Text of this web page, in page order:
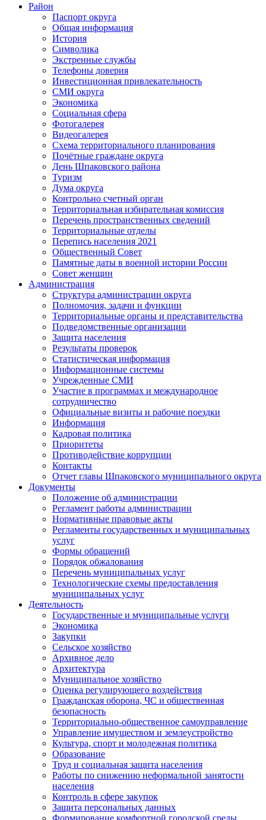
Район
Паспорт округа
Общая информация
История
Символика
Экстренные службы
Телефоны доверия
Инвестиционная привлекательность
СМИ округа
Экономика
Социальная сфера
Фотогалерея
Видеогалерея
Схема территориального планирования
Почётные граждане округа
День Шпаковского района
Туризм
Дума округа
Контрольно счетный орган
Территориальная избирательная комиссия
Перечень пространственных сведений
Территориальные отделы
Перепись населения 2021
Общественный Совет
Памятные даты в военной истории России
Совет женщин
Администрация
Структура администрации округа
Полномочия, задачи и функции
Территориальные органы и представительства
Подведомственные организации
Защита населения
Результаты проверок
Статистическая информация
Информационные системы
Учрежденные СМИ
Участие в программах и международное
сотрудничество
Официальные визиты и рабочие поездки
Информация
Кадровая политика
Приоритеты
Противодействие коррупции
Контакты
Отчет главы Шпаковского муниципального округа
Документы
Положение об администрации
Регламент работы администрации
Нормативные правовые акты
Регламенты государственных и муниципальных
услуг
Формы обращений
Порядок обжалования
Перечень муниципальных услуг
Технологические схемы предоставления
муниципальных услуг
Деятельность
Государственные и муниципальные услуги
Экономика
Закупки
Сельское хозяйство
Архивное дело
Архитектура
Муниципальное хозяйство
Оценка регулирующего воздействия
Гражданская оборона, ЧС и общественная
безопасность
Территориально-общественное самоуправление
Управление имуществом и землеустройство
Культура, спорт и молодежная политика
Образование
Труд и социальная защита населения
Работы по снижению неформальной занятости
населения
Контроль в сфере закупок
Защита персональных данных
Формирование комфортной городской среды